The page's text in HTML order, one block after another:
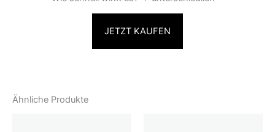
JETZT KAUFEN
Ähnliche Produkte